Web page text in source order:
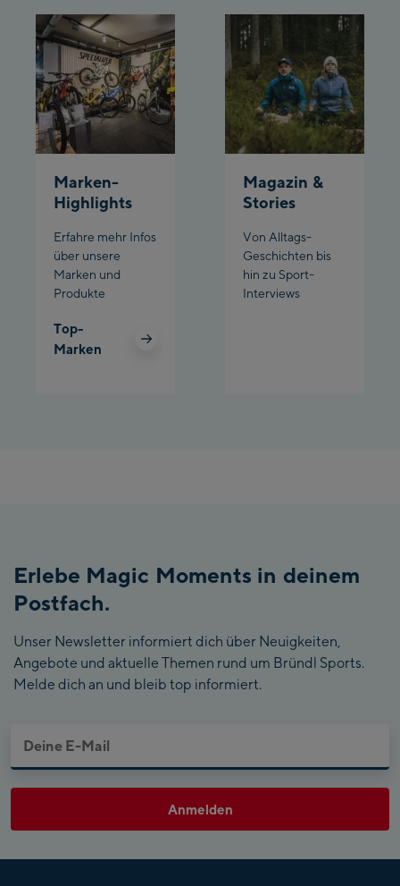
Marken-
Highlights
Erfahre mehr Infos
über unsere
Marken und
Produkte
Top-
Marken
Magazin &
Stories
Von Alltags-
Geschichten bis
hin zu Sport-
Interviews
Erlebe Magic Moments in deinem
Postfach.
Unser Newsletter informiert dich über Neuigkeiten,
Angebote und aktuelle Themen rund um Bründl Sports.
Melde dich an und bleib top informiert.
Anmelden